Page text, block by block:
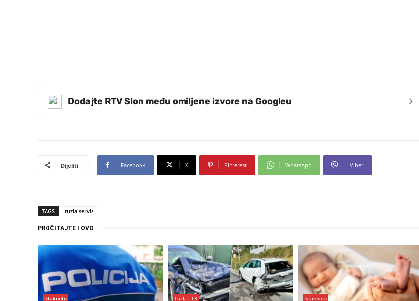
Dodajte RTV Slon među omiljene izvore na Googleu ›
Dijeliti Facebook X Pinterest WhatsApp Viber
TAGS tuzla servis
PROČITAJTE I OVO
Istaknuto Tuzla i TK Istaknuto